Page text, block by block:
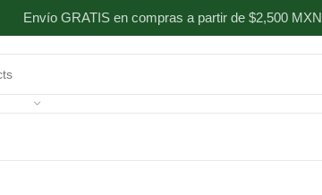
Envío GRATIS en compras a partir de $2,500 MXN